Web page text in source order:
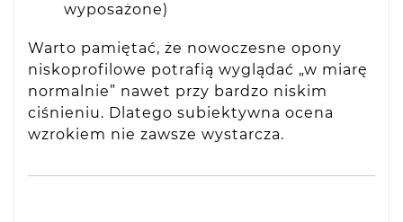
wyposażone)
Warto pamiętać, że nowoczesne opony
niskoprofilowe potrafią wyglądać „w miarę
normalnie” nawet przy bardzo niskim
ciśnieniu. Dlatego subiektywna ocena
wzrokiem nie zawsze wystarcza.